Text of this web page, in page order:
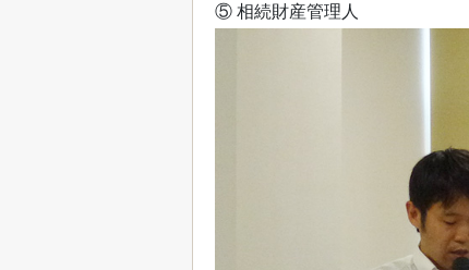
⑤ 相続財産管理人